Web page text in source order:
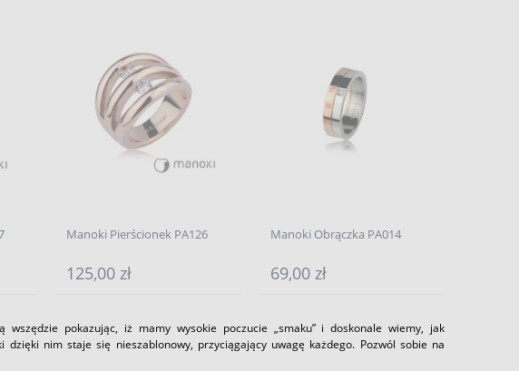
Manoki Pierścionek PA126
125,00 zł
Manoki Obrączka PA014
69,00 zł
pokazując, iż mamy wysokie poczucie „smaku” i doskonale wiemy, jak
nim staje się nieszablonowy, przyciągający uwagę każdego. Pozwól sobie na